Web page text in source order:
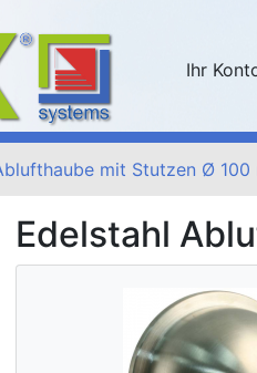
Ihr
mit Stutzen Ø 100
Edelstahl